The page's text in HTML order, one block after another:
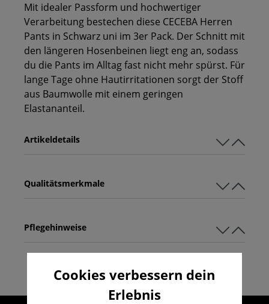
Mit idealer Passform und hochwertiger
Verarbeitung bestechen diese CECEBA Herren
Pants in Schwarz uni im 3er Pack. Der Schnitt mit
den längeren Hosenbeinen liegt eng an, sodass
du die Pants im Alltag fast nicht mehr spürst. Für
lange Tage ohne Hautirritationen sorgt der Stoff
aus Baumwolle mit einem geringen
Elastananteil.
Qualitätsmerkmale
Artikeldetails
Pflegehinweise
Cookies verbessern dein
Erlebnis